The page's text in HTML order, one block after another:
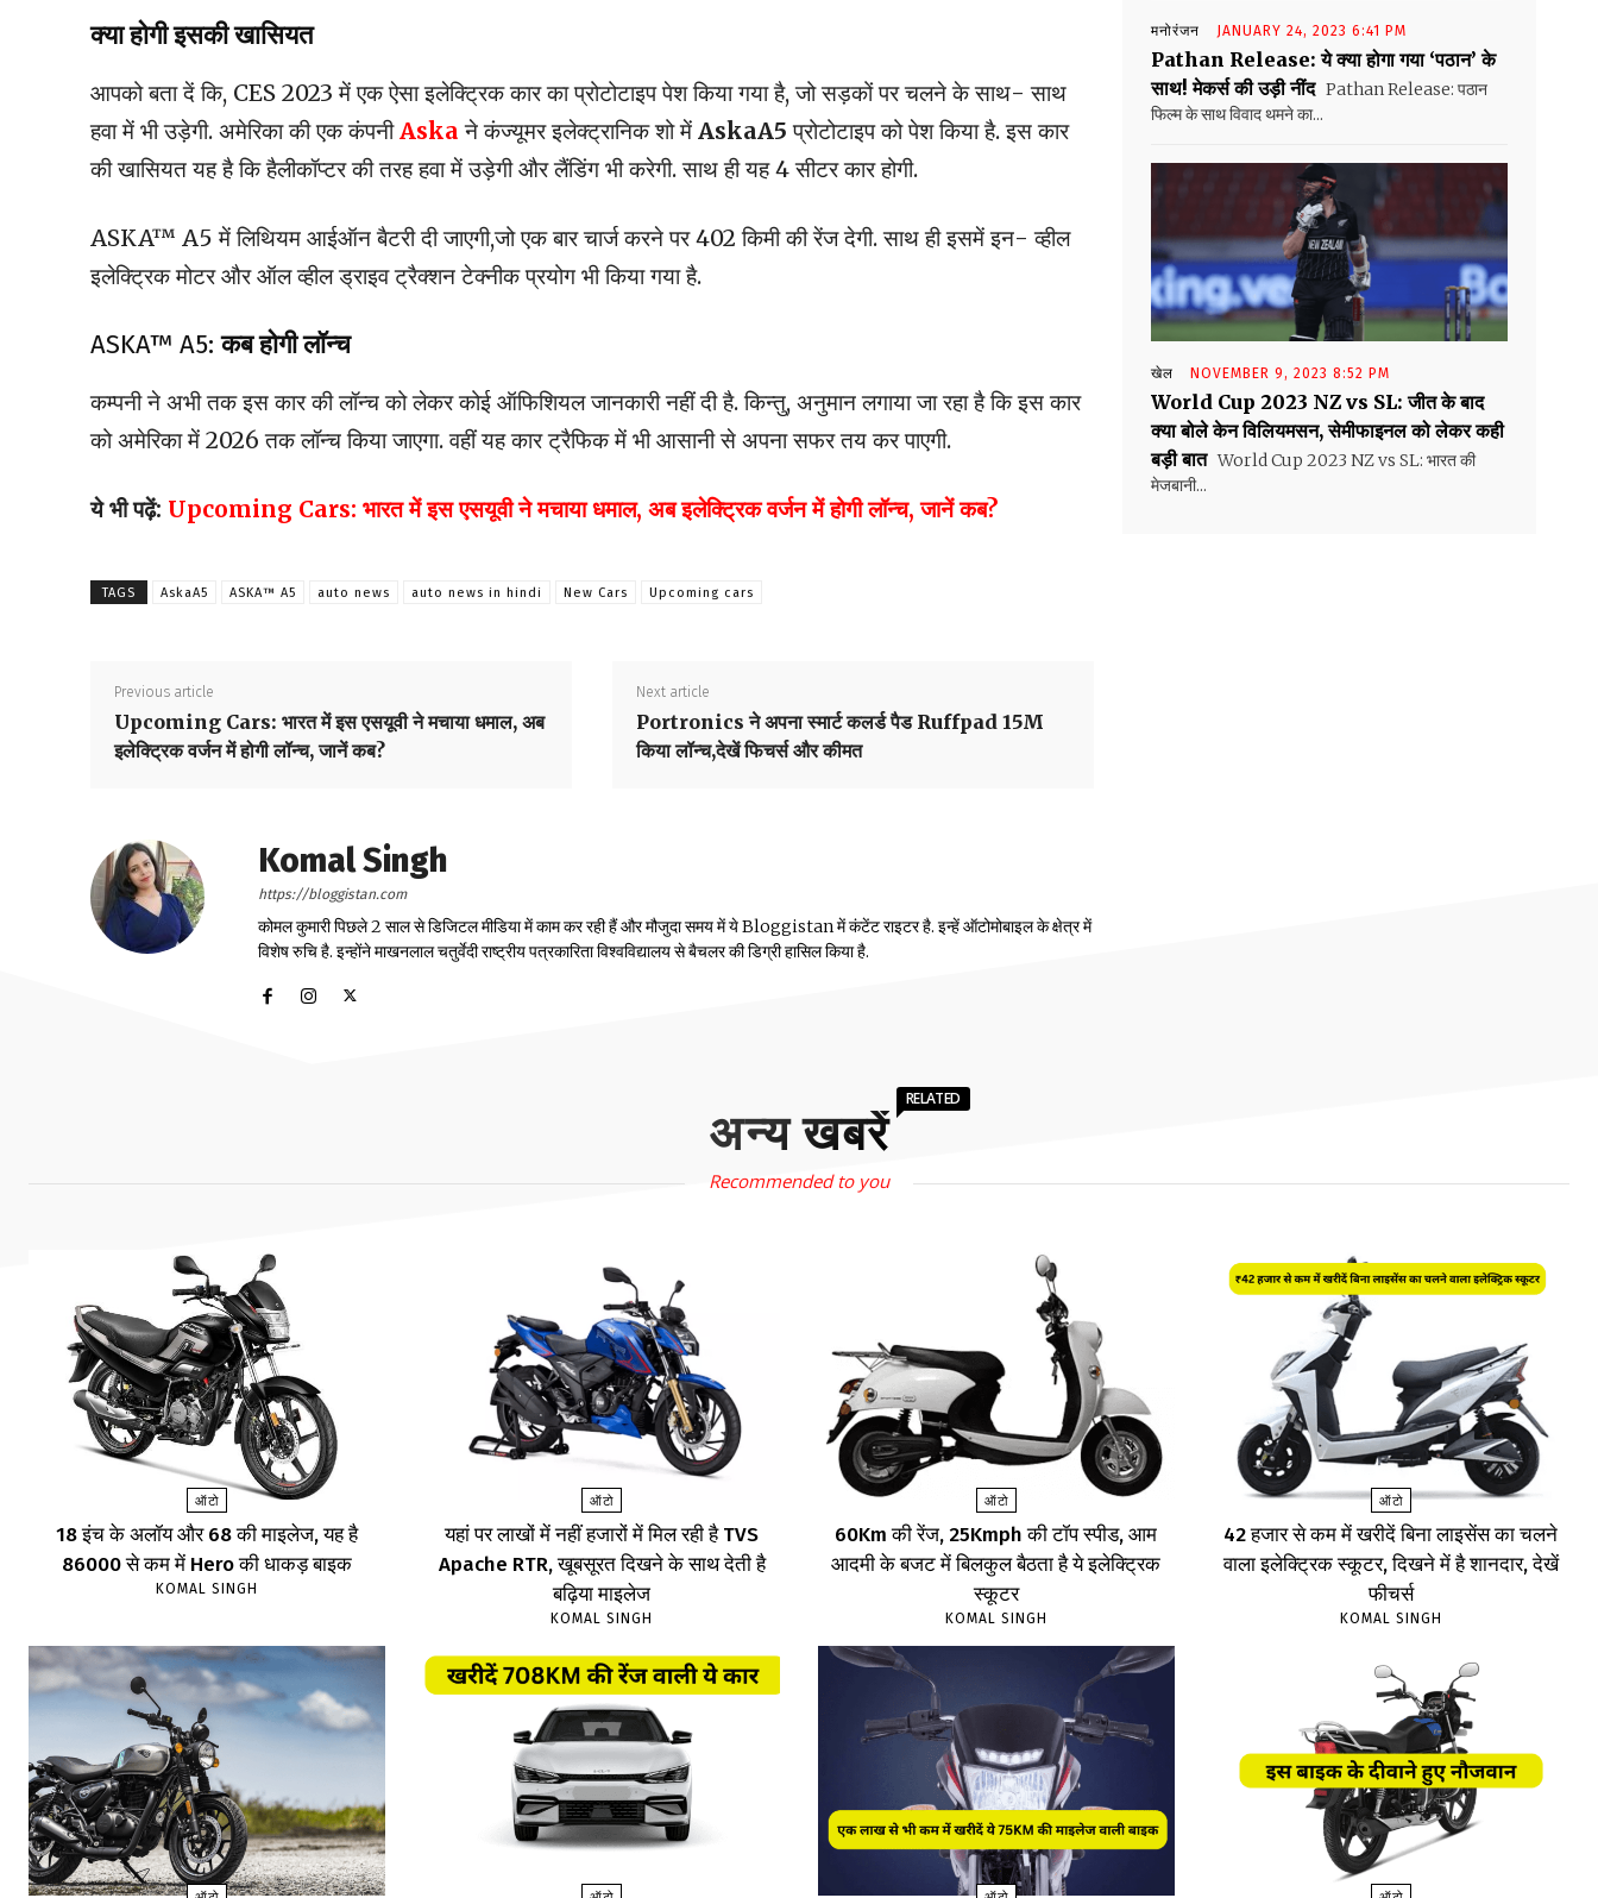
क्या होगी इसकी खासियत
आपको बता दें कि, CES 2023 में एक ऐसा इलेक्ट्रिक कार का प्रोटोटाइप पेश किया गया है, जो सड़कों पर चलने के साथ- साथ
हवा में भी उड़ेगी. अमेरिका की एक कंपनीAska ने कंज्यूमर इलेक्ट्रानिक शो में AskaA5 प्रोटोटाइप को पेश किया है. इस कार
की खासियत यह है कि हैलीकॉप्टर की तरह हवा में उड़ेगी और लैंडिंग भी करेगी. साथ ही यह 4 सीटर कार होगी.
ASKA™ A5 में लिथियम आईऑन बैटरी दी जाएगी,जो एक बार चार्ज करने पर 402 किमी की रेंज देगी. साथ ही इसमें इन- व्हील
इलेक्ट्रिक मोटर और ऑल व्हील ड्राइव ट्रैक्शन टेक्नीक प्रयोग भी किया गया है.
ASKA™ A5:कब होगी लॉन्च
कम्पनी ने अभी तक इस कार की लॉन्च को लेकर कोई ऑफिशियल जानकारी नहीं दी है. किन्तु, अनुमान लगाया जा रहा है कि इस कार
को अमेरिका में 2026 तक लॉन्च किया जाएगा. वहीं यह कार ट्रैफिक में भी आसानी से अपना सफर तय कर पाएगी.
ये भी पढ़ें: Upcoming Cars: भारत में इस एसयूवी ने मचाया धमाल, अब इलेक्ट्रिक वर्जन में होगी लॉन्च, जानें कब?
TAGS AskaA5 ASKA™ A5 auto news auto news in hindi New Cars Upcoming cars
Previous article
Upcoming Cars: भारत में इस एसयूवी ने मचाया धमाल, अब
इलेक्ट्रिक वर्जन में होगी लॉन्च, जानें कब?
Next article
Portronics ने अपना स्मार्ट कलर्ड पैड Ruffpad 15M
किया लॉन्च,देखें फिचर्स और कीमत
Komal Singh
https://bloggistan.com
कोमल कुमारी पिछले 2 साल से डिजिटल मीडिया में काम कर रही हैं और मौजुदा समय में ये Bloggistan में कंटेंट राइटर है. इन्हें ऑटोमोबाइल के क्षेत्र में
विशेष रुचि है. इन्होंने माखनलाल चतुर्वेदी राष्ट्रीय पत्रकारिता विश्वविद्यालय से बैचलर की डिग्री हासिल किया है.
मनोरंजन JANUARY 24, 2023 6:41 PM
Pathan Release: ये क्या होगा गया ‘पठान’ के
साथ! मेकर्स की उड़ी नींद Pathan Release: पठान
फिल्म के साथ विवाद थमने का...
खेल NOVEMBER 9, 2023 8:52 PM
World Cup 2023 NZ vs SL: जीत के बाद
क्या बोले केन विलियमसन, सेमीफाइनल को लेकर कही
बड़ी बात World Cup 2023 NZ vs SL: भारत की
मेजबानी...
अन्य खबरें
RELATED
Recommended to you
ऑटो
18 इंच के अलॉय और 68 की माइलेज, यह है
86000 से कम में Hero की धाकड़ बाइक
KOMAL SINGH
ऑटो
यहां पर लाखों में नहीं हजारों में मिल रही है TVS
Apache RTR, खूबसूरत दिखने के साथ देती है
बढ़िया माइलेज
KOMAL SINGH
ऑटो
60Km की रेंज, 25Kmph की टॉप स्पीड, आम
आदमी के बजट में बिलकुल बैठता है ये इलेक्ट्रिक
स्कूटर
KOMAL SINGH
ऑटो
₹42 हजार से कम में खरीदें बिना लाइसेंस का चलने
वाला इलेक्ट्रिक स्कूटर, दिखने में है शानदार, देखें
फीचर्स
KOMAL SINGH